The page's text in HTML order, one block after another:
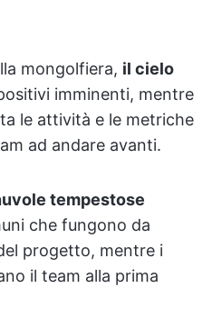
mongolfiera, il cielo
imminenti, mentre
le attività e le metriche
ad andare avanti.
tempestose
che fungono da
progetto, mentre i
il team alla prima